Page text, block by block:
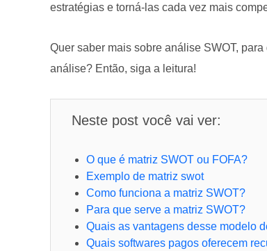
estratégias e torná-las cada vez mais
Quer saber mais sobre análise SWOT,
análise? Então, siga a leitura!
Neste post você vai ver:
O que é matriz SWOT ou FOFA?
Exemplo de matriz swot
Como funciona a matriz SWOT?
Para que serve a matriz SWOT?
Quais as vantagens desse modelo
Quais softwares pagos oferecem